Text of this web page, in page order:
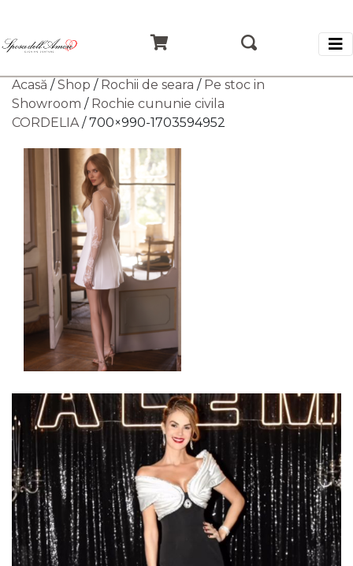
Acasă /Shop / Rochii de seara / Pe stoc in
Showroom / Rochie cununie civila
CORDELIA/ 700×990-1703594952